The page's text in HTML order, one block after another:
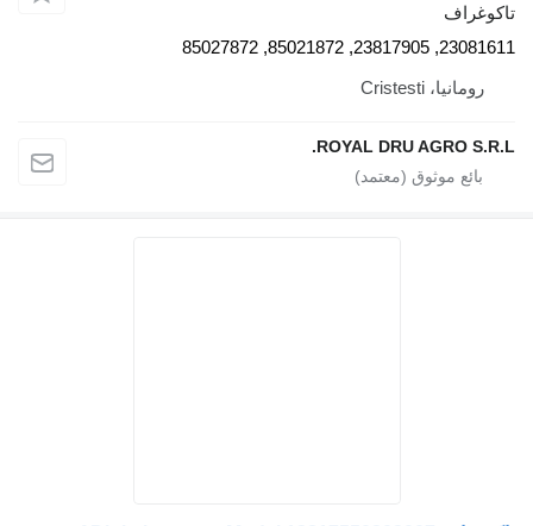
23081611, 23817905, 85021872,
رومانيا، Cristesti
ROYAL DRU AGRO